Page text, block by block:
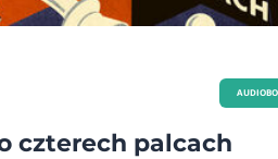
czterech palcach